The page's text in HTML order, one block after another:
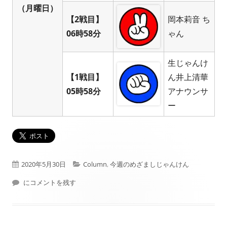
（月曜日）
【2戦目】
06時58分
岡本莉音 ち
ゃん
【1戦目】
05時58分
生じゃんけ
ん井上清華
アナウンサ
ー
公
開
2020年5月30日
カ
Column, 今週のめざましじゃんけん
2020年05月25日週 フジテレビ： めざましじゃんけん 結果
にコメントを残す